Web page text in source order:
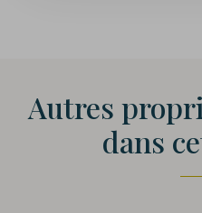
Autres
dans